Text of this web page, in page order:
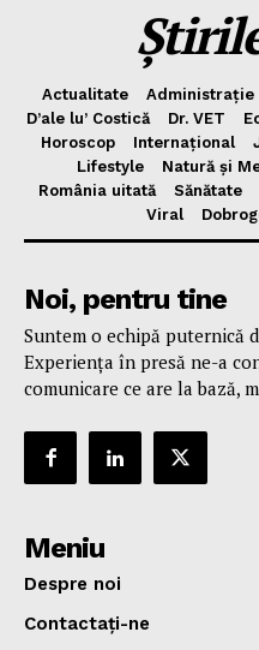
Actualitate Administrație
D’ale lu’ Costică
Dr. VET
Horoscop
Internațional
Lifestyle
Natură și
România uitată
Sănătate
Viral
Noi, pentru tine
Suntem o echipă puternică
Experiența în presă ne-a
comunicare ce are la bază,
Meniu
Despre noi
Contactați-ne